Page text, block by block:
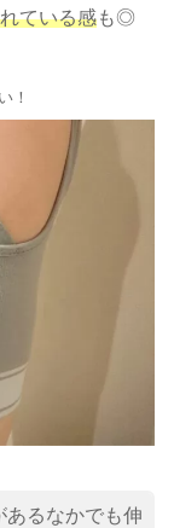
ている感も◎
！
あるなかでも伸